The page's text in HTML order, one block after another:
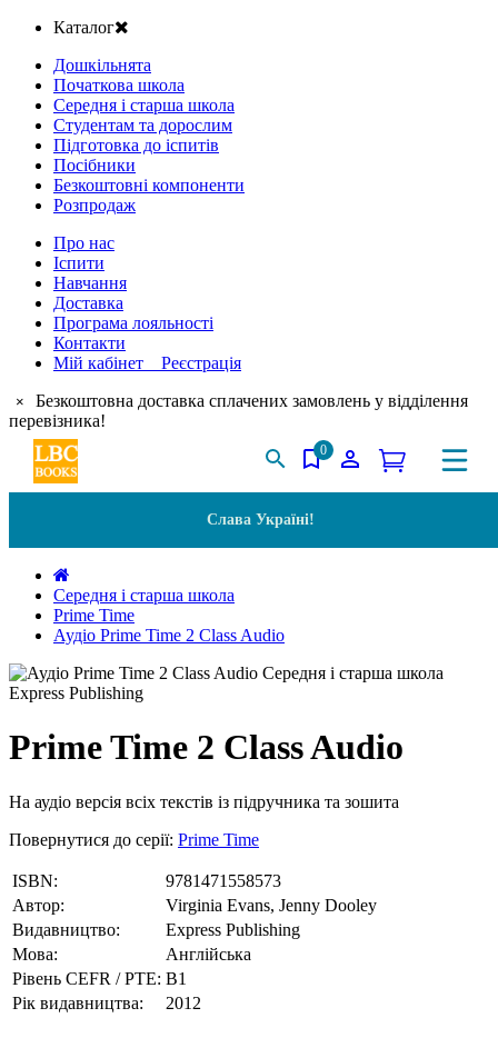
Каталог
Дошкільнята
Початкова школа
Середня і старша школа
Студентам та дорослим
Підготовка до іспитів
Посібники
Безкоштовні компоненти
Розпродаж
Про нас
Іспити
Навчання
Доставка
Програма лояльності
Контакти
Мій кабінет Реєстрація
×
Безкоштовна доставка сплачених замовлень у відділення
перевізника!
0
Слава Україні!
Середня і старша школа
Prime Time
Аудіо Prime Time 2 Class Audio
Prime Time 2 Class Audio
На аудіо версія всіх текстів із підручника та зошита
Повернутися до серії: Prime Time
ISBN:
9781471558573
Автор:
Virginia Evans, Jenny Dooley
Видавництво:
Express Publishing
Мова:
Англійська
Рівень CEFR / PTE: В1
Рік видавництва:
2012